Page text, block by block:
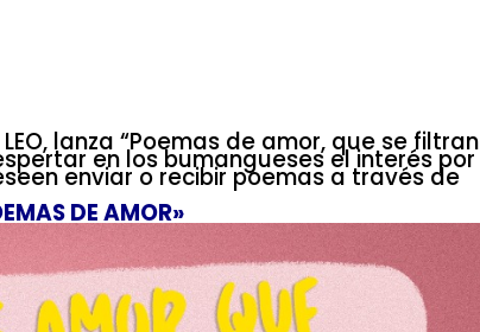
lanza “Poemas de amor, que se filtran
en los bumangueses el interés por
enviar o recibir poemas a través de
DE AMOR»